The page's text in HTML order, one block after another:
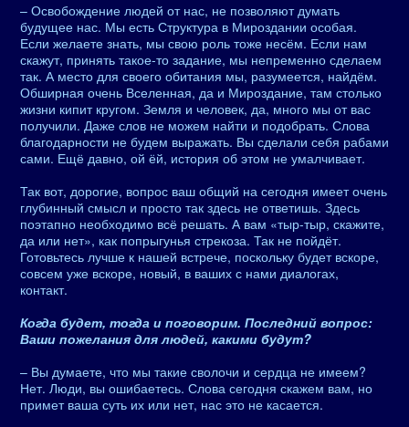
– Освобождение людей от нас, не позволяют думать
будущее нас. Мы есть Структура в Мироздании особая.
Если желаете знать, мы свою роль тоже несём. Если нам
скажут, принять такое-то задание, мы непременно сделаем
так. А место для своего обитания мы, разумеется, найдём.
Обширная очень Вселенная, да и Мироздание, там столько
жизни кипит кругом. Земля и человек, да, много мы от вас
получили. Даже слов не можем найти и подобрать. Слова
благодарности не будем выражать. Вы сделали себя рабами
сами. Ещё давно, ой ёй, история об этом не умалчивает.
Так вот, дорогие, вопрос ваш общий на сегодня имеет очень
глубинный смысл и просто так здесь не ответишь. Здесь
поэтапно необходимо всё решать. А вам «тыр-тыр, скажите,
да или нет», как попрыгунья стрекоза. Так не пойдёт.
Готовьтесь лучше к нашей встрече, поскольку будет вскоре,
совсем уже вскоре, новый, в ваших с нами диалогах,
контакт.
Когда будет, тогда и поговорим. Последний вопрос:
Ваши пожелания для людей, какими будут?
– Вы думаете, что мы такие сволочи и сердца не имеем?
Нет. Люди, вы ошибаетесь. Слова сегодня скажем вам, но
примет ваша суть их или нет, нас это не касается.